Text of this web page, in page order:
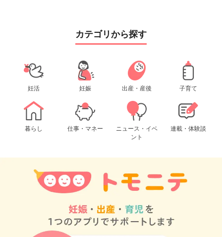
カテゴリから探す
妊活 妊娠 出産・産後 子育て
暮らし 仕事・マネー
ニュース・イベ
ント
連載・体験談